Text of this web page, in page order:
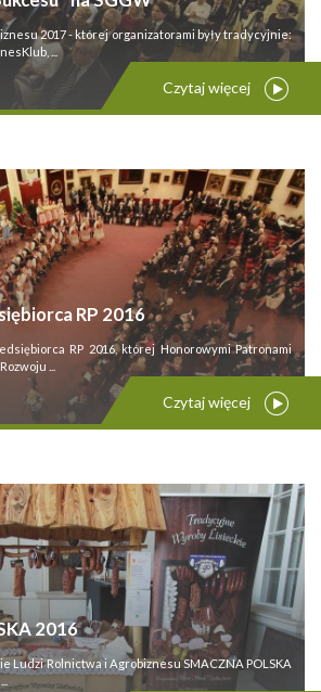
2017 - której organizatorami były tradycyjnie:
...
Czytaj więcej
RP 2016
RP 2016, której Honorowymi Patronami
...
Czytaj więcej
2016
Ludzi Rolnictwa i Agrobiznesu SMACZNA POLSKA